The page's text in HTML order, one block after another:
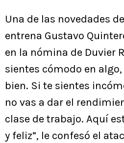
Una de las novedades
entrena Gustavo
en la nómina de Duvier
sientes cómodo en
bien. Si te sientes
no vas a dar el
clase de trabajo. Aquí
y feliz”, le confesó el